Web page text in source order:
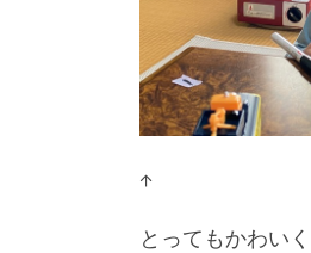
↑
とってもかわい